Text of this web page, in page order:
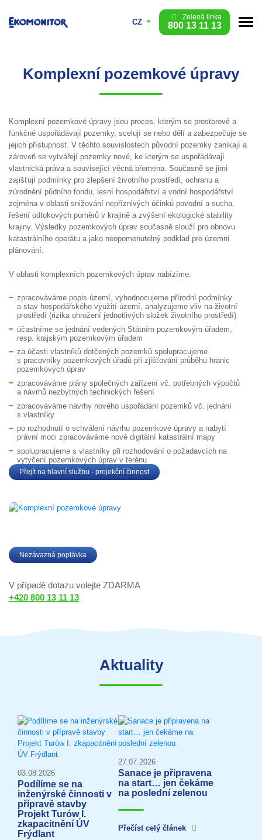
CZ
Zelená linka
800 13 11 13
Komplexní pozemkové úpravy
Komplexní pozemkové úpravy jsou proces, kterým se prostorově a
funkčně uspořádávají pozemky, scelují se nebo dělí a zabezpečuje se
jejich přístupnost. V těchto souvislostech původní pozemky zanikají a
zároveň se vytvářejí pozemky nové, ke kterým se uspořádávají
vlastnická práva a související věcná břemena. Současně se jimi
zajišťují podmínky pro zlepšení životního prostředí, ochranu a
zúrodnění půdního fondu, lesní hospodářství a vodní hospodářství
zejména v oblasti snižování nepříznivých účinků povodní a sucha,
řešení odtokových poměrů v krajině a zvýšení ekologické stability
krajiny. Výsledky pozemkových úprav současně slouží pro obnovu
katastrálního operátu a jako neopomenutelný podklad pro územní
plánování.
V oblasti komplexních pozemkových úprav nabízíme:
zpracováváme popis území, vyhodnocujeme přírodní podmínky
a stav hospodářského využití území, analyzujeme vliv na životní
prostředí (rizika ohrožení jednotlivých složek životního prostředí)
účastníme se jednání vedených Státním pozemkovým úřadem,
resp. krajským pozemkovým úřadem
za účasti vlastníků dotčených pozemků spolupracujeme
s pracovníky pozemkových úřadů při zjišťování průběhu hranic
pozemkových úprav
zpracováváme plány společných zařízení vč. potřebných výpočtů
a návrhů nezbytných technických řešení
zpracováváme návrhy nového uspořádání pozemků vč. jednání
s vlastníky
po rozhodnutí o schválení návrhu pozemkové úpravy a nabytí
právní moci zpracováváme nové digitální katastrální mapy
spolupracujeme s vlastníky při rozhodování o požadavcích na
vytyčení pozemkových úprav v terénu
Přejít na hlavní službu - projekční činnost
Nezávazná poptávka
V případě dotazu volejte ZDARMA
+420 800 13 11 13
Aktuality
03.08.2026
Podílíme se na
inženýrské činnosti v
přípravě stavby
Projekt Turów I.
zkapacitnění ÚV
Frýdlant
27.07.2026
Sanace je připravena
na start… jen čekáme
na poslední zelenou
Přečíst celý článek